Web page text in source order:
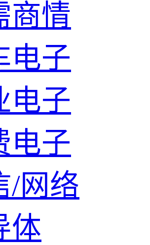
商情
电子
电子
电子
/网络
体